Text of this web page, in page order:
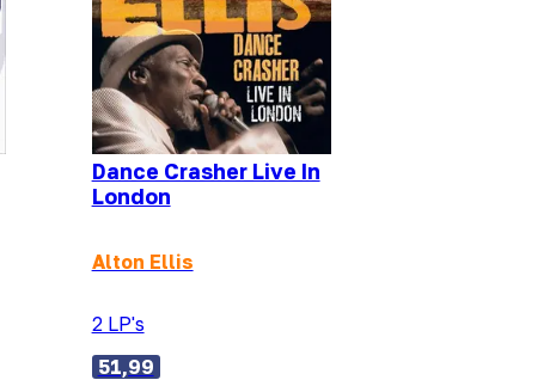
Dance Crasher Live In
London
Alton Ellis
2 LP's
51,99